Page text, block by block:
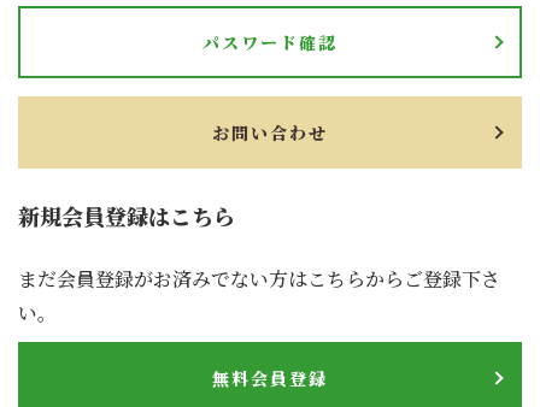
新規会員登録はこちら
まだ会員登録がお済みでない方はこちらからご登録下さ
い。
無料会員登録
パスワード確認
お問い合わせ